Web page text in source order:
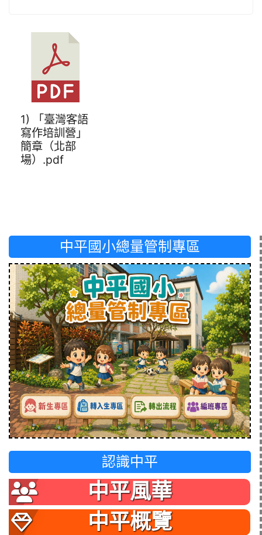
1) 「臺灣客語
寫作培訓營」
簡章（北部
場）.pdf
中平國小總量管制專區
認識中平
中平風華
中平概覽